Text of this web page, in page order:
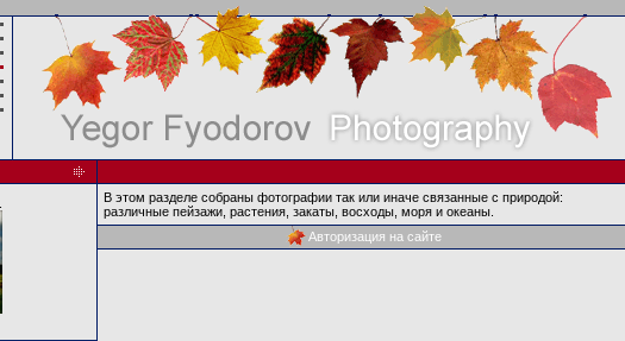
В этом разделе собраны фотографии так или иначе связанные с природой:
различные пейзажи, растения, закаты, восходы, моря и океаны.
Авторизация на сайте